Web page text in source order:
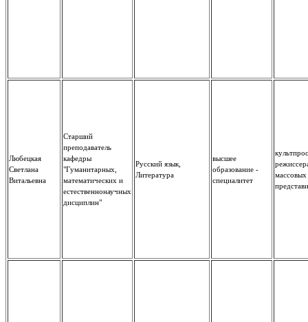
Любецкая
Светлана
Витальевна
Старший
преподаватель
кафедры
"Гуманитарных,
математических и
естественнонаучных
дисциплин"
Русский язык,
Литература
высшее
образование -
специалитет
массовых